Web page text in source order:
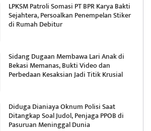
LPKSM Patroli Somasi PT BPR Karya Bakti
Sejahtera, Persoalkan Penempelan Stiker
di Rumah Debitur
Sidang Dugaan Membawa Lari Anak di
Bekasi Memanas, Bukti Video dan
Perbedaan Kesaksian Jadi Titik Krusial
Diduga Dianiaya Oknum Polisi Saat
Ditangkap Soal Judol, Penjaga PPOB di
Pasuruan Meninggal Dunia